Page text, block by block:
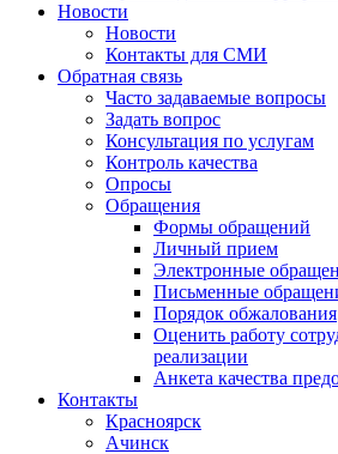
Новости
Новости
Контакты для СМИ
Обратная связь
Часто задаваемые вопросы
Задать вопрос
Консультация по услугам
Контроль качества
Опросы
Обращения
Формы обращений
Личный прием
Электронные
Письменные
Порядок обжалования
Оценить работу
реализации
Анкета качества
Контакты
Красноярск
Ачинск